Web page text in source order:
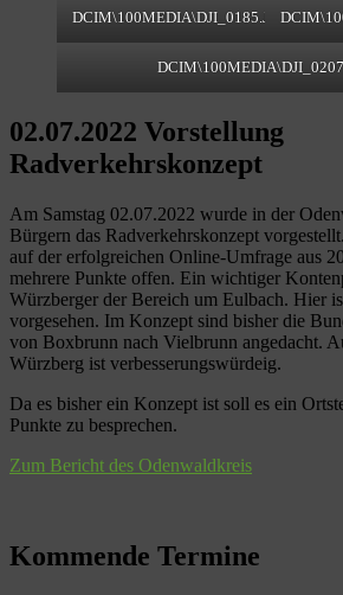
DCIM\100MEDIA\DJI_0185.JPG
02.07.2022 Vorstellung
Radverkehrskonzept
Am Samstag 02.07.2022 wurde in der
Bürgern das Radverkehrskonzept
auf der erfolgreichen Online-Umfrage aus
mehrere Punkte offen. Ein wichtiger
Würzberger der Bereich um Eulbach. Hier
vorgesehen. Im Konzept sind bisher die
von Boxbrunn nach Vielbrunn angedacht.
Würzberg ist verbesserungswürdeig.
Da es bisher ein Konzept ist soll es ein
Punkte zu besprechen.
Zum Bericht des Odenwaldkreis
Kommende Termine